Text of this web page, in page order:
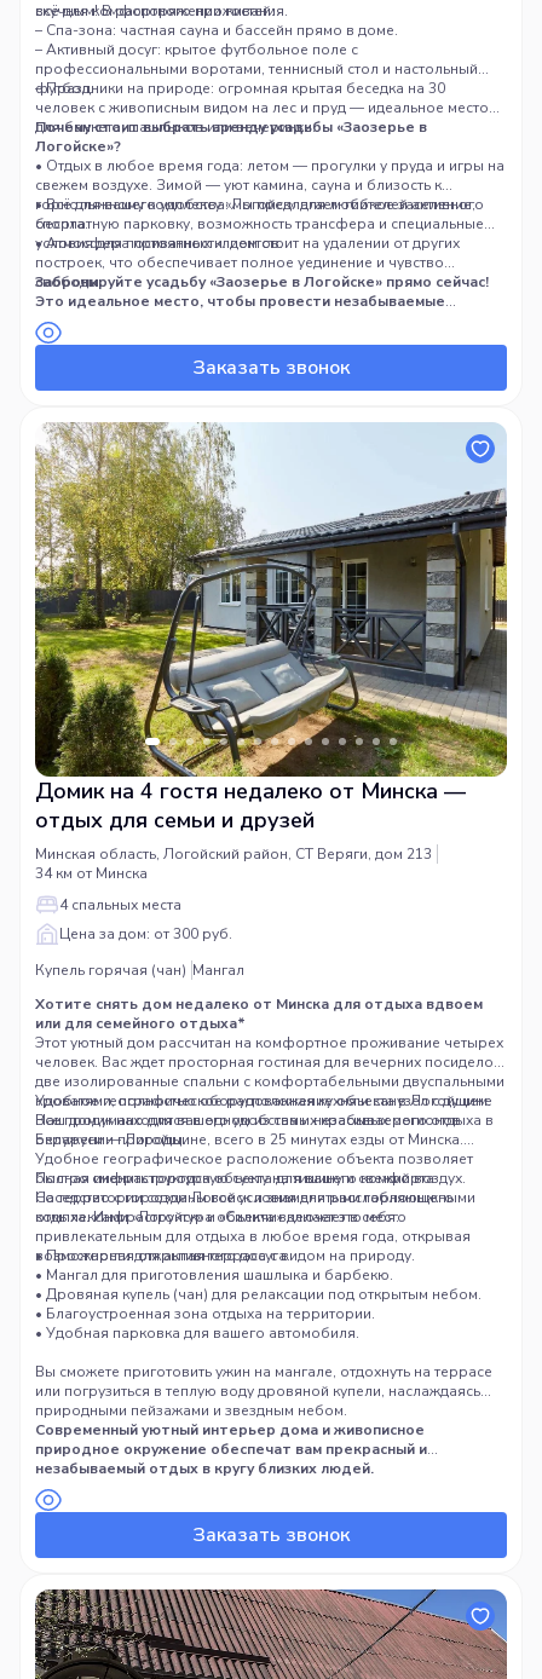
всё для комфортного проживания.
скучным! В распоряжении гостей:
– Спа-зона: частная сауна и бассейн прямо в доме.
– Активный досуг: крытое футбольное поле с
профессиональными воротами, теннисный стол и настольный
футбол.
– Праздники на природе: огромная крытая беседка на 30
человек с живописным видом на лес и пруд — идеальное место
для банкета, шашлыков или вечеринки.
Почему стоит выбрать аренду усадьбы «Заозерье в
Логойске»?
• Отдых в любое время года: летом — прогулки у пруда и игры на
свежем воздухе. Зимой — уют камина, сауна и близость к
горнолыжному комплексу «Логойск» для любителей активного
спорта.
• Всё для вашего удобства: мы предлагаем гибкое заселение,
бесплатную парковку, возможность трансфера и специальные
условия для постоянных клиентов.
• Атмосфера приватности: дом стоит на удалении от других
построек, что обеспечивает полное уединение и чувство
свободы.
Забронируйте усадьбу «Заозерье в Логойске» прямо сейчас!
Это идеальное место, чтобы провести незабываемые
выходные, отметить день рождения, свадьбу или просто
собраться с друзьями за городом. Высокий уровень сервиса и
внимание к деталям сделают ваш отдых по-настоящему
Заказать звонок
Домик на 4 гостя недалеко от Минска —
отдых для семьи и друзей
Минская область, Логойский район, СТ Веряги, дом 213
34 км от Минска
4 спальных места
Цена за дом: от 300 руб.
Купель горячая (чан) Мангал
Хотите снять дом недалеко от Минска для отдыха вдвоем
или для семейного отдыха*
Этот уютный дом рассчитан на комфортное проживание четырех
человек. Вас ждет просторная гостиная для вечерних посиделок,
две изолированные спальни с комфортабельными двуспальными
кроватями, полностью оборудованная кухня и санузел с душем.
Все продумано для вашего удобства и незабываемого отдыха в
окружении природы.
Удобное географическое расположение объекта в Логойщине
Наш домик находится в одном из самых красивых регионов
Беларуси — Логойщине, всего в 25 минутах езды от Минска.
Удобное географическое расположение объекта позволяет
быстро сменить городскую суету на тишину и свежий воздух.
Соседство с городом Логойск и знаменитыми горнолыжными
комплексами «Логойск» и «Силичи» делает это место
привлекательным для отдыха в любое время года, открывая
возможности для активного досуга.
Полная инфраструктура объекта для вашего комфорта
На территории созданы все условия для расслабляющего
отдыха. Инфраструктура объекта включает в себя:
• Просторная открытая терраса с видом на природу.
• Мангал для приготовления шашлыка и барбекю.
• Дровяная купель (чан) для релаксации под открытым небом.
• Благоустроенная зона отдыха на территории.
• Удобная парковка для вашего автомобиля.
Вы сможете приготовить ужин на мангале, отдохнуть на террасе
или погрузиться в теплую воду дровяной купели, наслаждаясь
природными пейзажами и звездным небом.
Современный уютный интерьер дома и живописное
природное окружение обеспечат вам прекрасный и
незабываемый отдых в кругу близких людей.
Заказать звонок